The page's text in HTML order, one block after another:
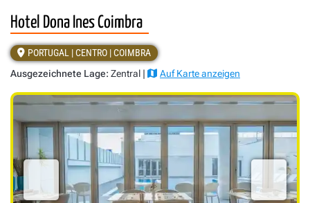
Hotel Dona Ines Coimbra
PORTUGAL | CENTRO | COIMBRA
Ausgezeichnete Lage: Zentral | Auf Karte anzeigen